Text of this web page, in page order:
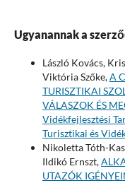
Ugyanannak a
László Kovács,
Viktória Szőke,A
TURISZTIKAI
VÁLASZOK ÉS
Vidékfejlesztési
Turisztikai és
Nikoletta Tóth-
Ildikó Ernszt,
UTAZÓK